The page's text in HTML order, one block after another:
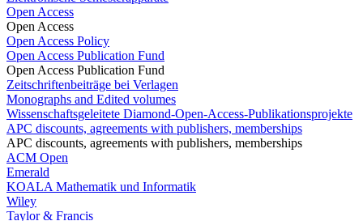
Open Access
Open Access
Open Access Policy
Open Access Publication Fund
Open Access Publication Fund
Zeitschriftenbeiträge bei Verlagen
Monographs and Edited volumes
Wissenschaftsgeleitete Diamond-Open-Access-Publikationsprojekte
APC discounts, agreements with publishers, memberships
APC discounts, agreements with publishers, memberships
ACM Open
Emerald
KOALA Mathematik und Informatik
Wiley
Taylor & Francis